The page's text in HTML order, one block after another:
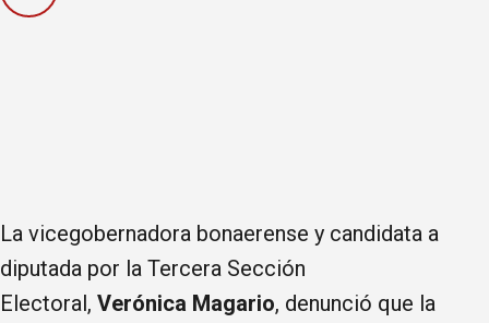
La vicegobernadora bonaerense y candidata a
diputada por la Tercera Sección
Electoral, Verónica Magario, denunció que la